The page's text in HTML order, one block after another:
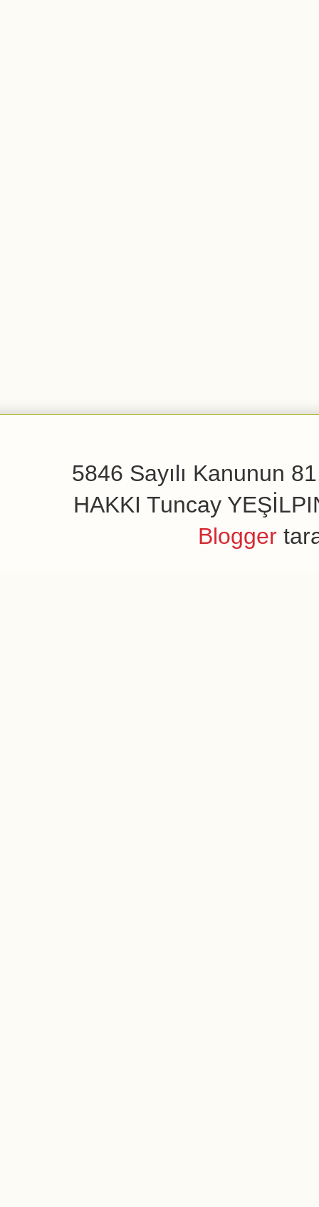
5846 Sayılı Kanunun
HAKKI Tuncay
Blogger